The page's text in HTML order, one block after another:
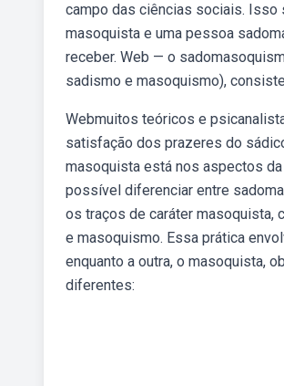
campo das ciências sociais. Isso
masoquista e uma pessoa
receber. Web — o
sadismo e masoquismo),
Webmuitos teóricos e
satisfação dos prazeres do
masoquista está nos aspectos
possível diferenciar entre
os traços de caráter masoquista,
e masoquismo. Essa prática
enquanto a outra, o masoquista,
diferentes: